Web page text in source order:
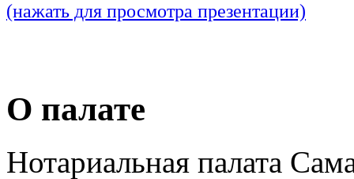
(нажать для просмотра презентации)
О палате
Нотариальная палата